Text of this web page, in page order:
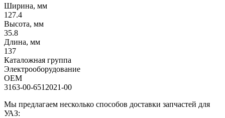
Ширина, мм
127.4
Высота, мм
35.8
Длина, мм
137
Каталожная группа
Электрооборудование
OEM
3163-00-6512021-00
Мы предлагаем несколько способов доставки запчастей для
УАЗ: